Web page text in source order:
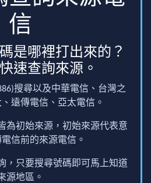
信
是哪裡打出來的？
速查詢來源。
搜尋以及中華電信、台灣之
遠傳電信、亞太電信。
為初始來源，初始來源代表意
信前的來源電信。
，只要搜尋號碼即可馬上知道
源地區。